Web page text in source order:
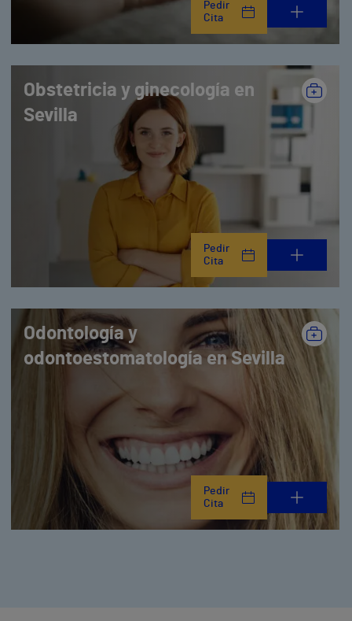
Pedir
Cita
Obstetricia y ginecología en
Sevilla
Pedir
Cita
Odontología y
odontoestomatología en Sevilla
Pedir
Cita